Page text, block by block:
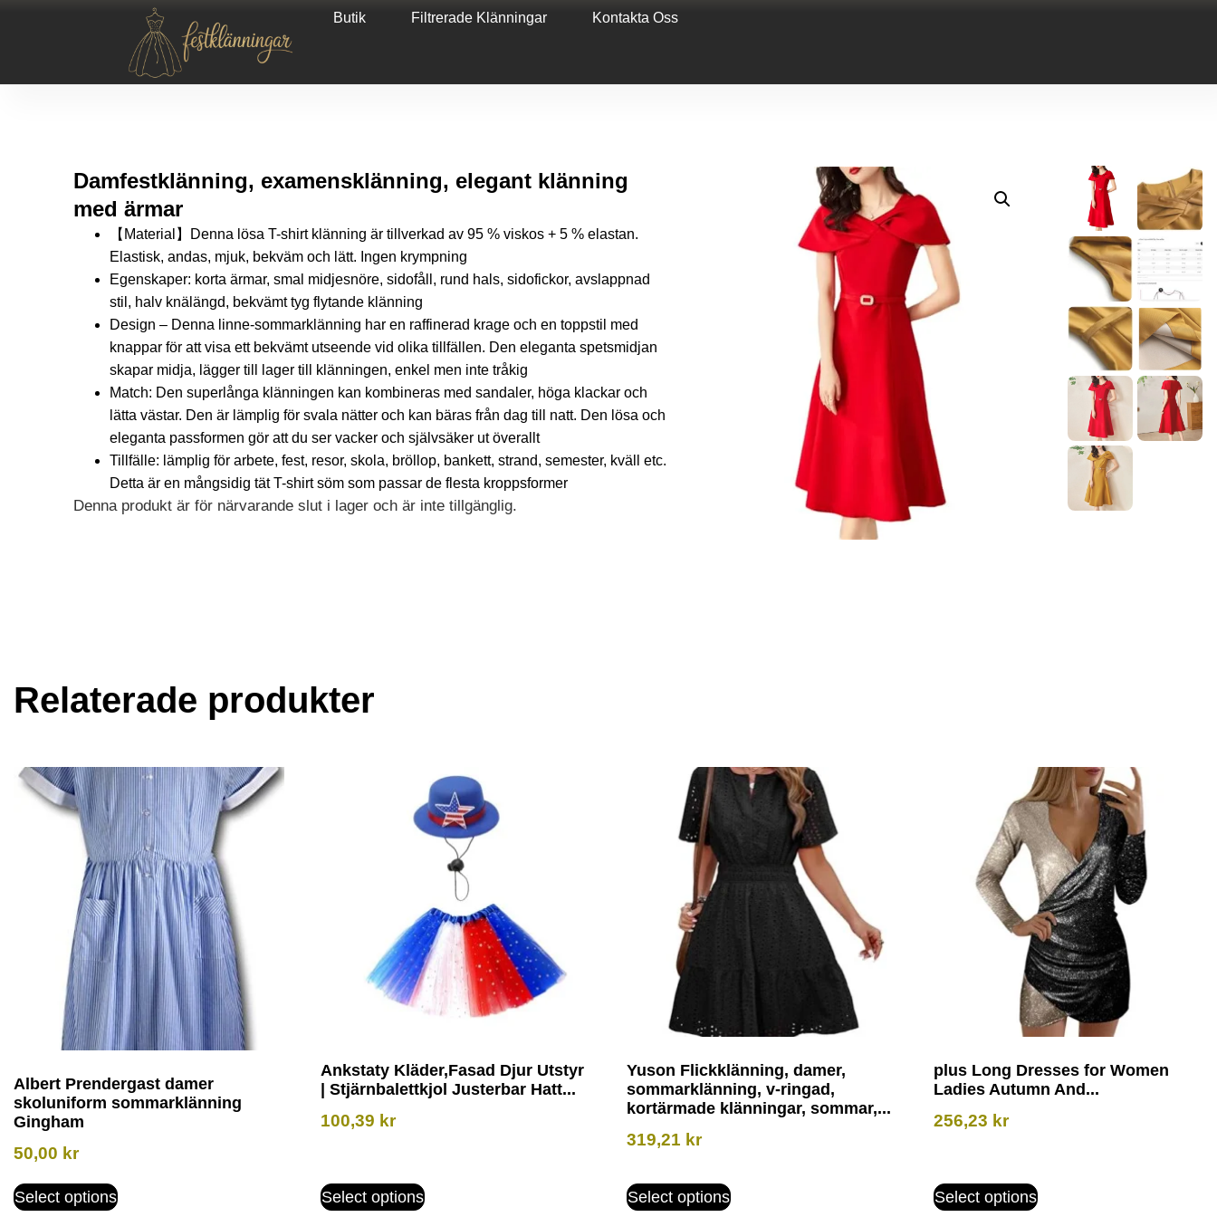
Butik Filtrerade Klänningar Kontakta Oss
Damfestklänning, examensklänning, elegant klänning
med ärmar
【Material】Denna lösa T-shirt klänning är tillverkad av 95 % viskos + 5 % elastan.
Elastisk, andas, mjuk, bekväm och lätt. Ingen krympning
Egenskaper: korta ärmar, smal midjesnöre, sidofåll, rund hals, sidofickor, avslappnad
stil, halv knälängd, bekvämt tyg flytande klänning
Design – Denna linne-sommarklänning har en raffinerad krage och en toppstil med
knappar för att visa ett bekvämt utseende vid olika tillfällen. Den eleganta spetsmidjan
skapar midja, lägger till lager till klänningen, enkel men inte tråkig
Match: Den superlånga klänningen kan kombineras med sandaler, höga klackar och
lätta västar. Den är lämplig för svala nätter och kan bäras från dag till natt. Den lösa och
eleganta passformen gör att du ser vacker och självsäker ut överallt
Tillfälle: lämplig för arbete, fest, resor, skola, bröllop, bankett, strand, semester, kväll etc.
Detta är en mångsidig tät T-shirt söm som passar de flesta kroppsformer
Denna produkt är för närvarande slut i lager och är inte tillgänglig.
Relaterade produkter
Albert Prendergast damer
skoluniform sommarklänning
Gingham
50,00 kr
Select options
Ankstaty Kläder,Fasad Djur Utstyr
| Stjärnbalettkjol Justerbar Hatt...
100,39 kr
Select options
Yuson Flickklänning, damer,
sommarklänning, v-ringad,
kortärmade klänningar, sommar,...
319,21 kr
Select options
plus Long Dresses for Women
Ladies Autumn And...
256,23 kr
Select options